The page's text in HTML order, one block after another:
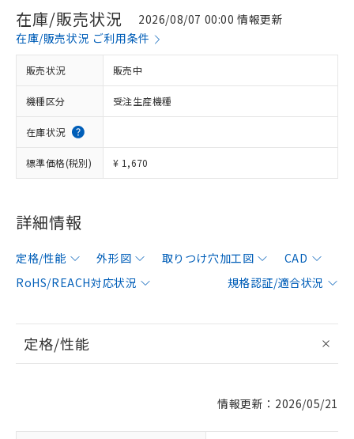
在庫/販売状況
2026/08/07 00:00 情報更新
在庫/販売状況 ご利用条件
販売状況 販売中
機種区分 受注生産機種
在庫状況
標準価格(税別) ¥ 1,670
詳細情報
定格/性能 外形図 取りつけ穴加工図
CAD
RoHS/REACH対応状況
規格認証/適合状況
定格/性能
情報更新：2026/05/21